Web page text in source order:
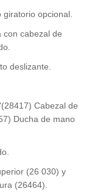
opcional.
con cabezal de
deslizante.
Cabezal de
Ducha de mano
(26 030) y
(26464).